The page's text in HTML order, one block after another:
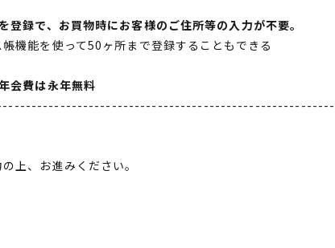
登録で、お買物時にお客様のご住所等の入力が不要。
機能を使って50ヶ所まで登録することもできる
会費は永年無料
上、お進みください。